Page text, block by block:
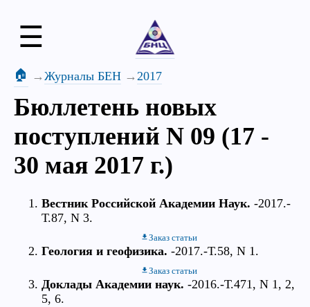
☰
🏠 Журналы БЕН 2017
Бюллетень новых
поступлений N 09 (17 -
30 мая 2017 г.)
Вестник Российской Академии Наук. -2017.-
Т.87, N 3.
Заказ статьи
Геология и геофизика. -2017.-Т.58, N 1.
Заказ статьи
Доклады Академии наук. -2016.-Т.471, N 1, 2,
5, 6.